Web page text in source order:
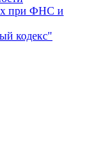
при ФНС и
кодекс"